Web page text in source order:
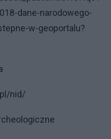
dane-narodowego-
w-geoportalu?
nid/